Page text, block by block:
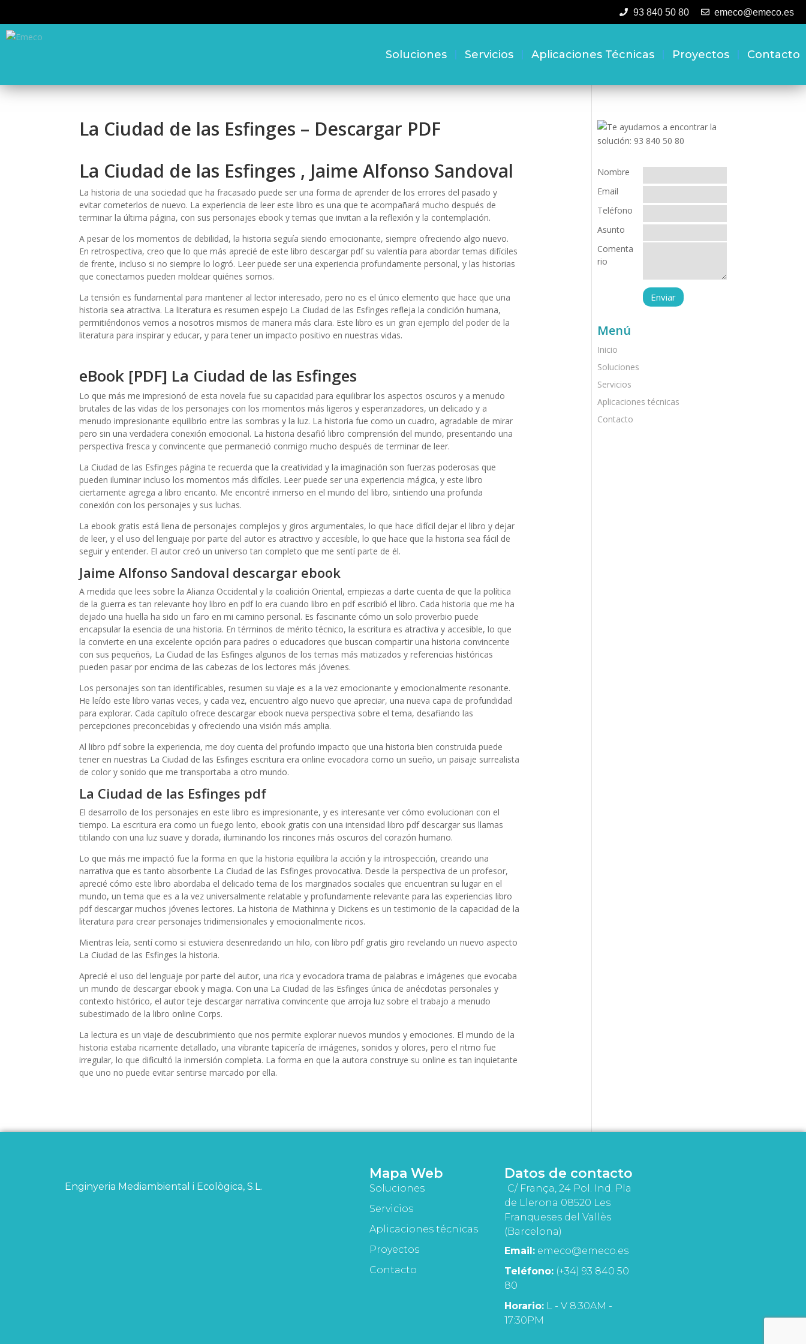
93 840 50 80 emeco@emeco.es
Soluciones Servicios Aplicaciones Técnicas Proyectos Contacto
La Ciudad de las Esfinges – Descargar PDF
La Ciudad de las Esfinges , Jaime Alfonso Sandoval
La historia de una sociedad que ha fracasado puede ser una forma de aprender de los errores del pasado y
evitar cometerlos de nuevo. La experiencia de leer este libro es una que te acompañará mucho después de
terminar la última página, con sus personajes ebook y temas que invitan a la reflexión y la contemplación.
A pesar de los momentos de debilidad, la historia seguía siendo emocionante, siempre ofreciendo algo nuevo.
En retrospectiva, creo que lo que más aprecié de este libro descargar pdf su valentía para abordar temas difíciles
de frente, incluso si no siempre lo logró. Leer puede ser una experiencia profundamente personal, y las historias
que conectamos pueden moldear quiénes somos.
La tensión es fundamental para mantener al lector interesado, pero no es el único elemento que hace que una
historia sea atractiva. La literatura es resumen espejo La Ciudad de las Esfinges refleja la condición humana,
permitiéndonos vernos a nosotros mismos de manera más clara. Este libro es un gran ejemplo del poder de la
literatura para inspirar y educar, y para tener un impacto positivo en nuestras vidas.
eBook [PDF] La Ciudad de las Esfinges
Lo que más me impresionó de esta novela fue su capacidad para equilibrar los aspectos oscuros y a menudo
brutales de las vidas de los personajes con los momentos más ligeros y esperanzadores, un delicado y a
menudo impresionante equilibrio entre las sombras y la luz. La historia fue como un cuadro, agradable de mirar
pero sin una verdadera conexión emocional. La historia desafió libro comprensión del mundo, presentando una
perspectiva fresca y convincente que permaneció conmigo mucho después de terminar de leer.
La Ciudad de las Esfinges página te recuerda que la creatividad y la imaginación son fuerzas poderosas que
pueden iluminar incluso los momentos más difíciles. Leer puede ser una experiencia mágica, y este libro
ciertamente agrega a libro encanto. Me encontré inmerso en el mundo del libro, sintiendo una profunda
conexión con los personajes y sus luchas.
La ebook gratis está llena de personajes complejos y giros argumentales, lo que hace difícil dejar el libro y dejar
de leer, y el uso del lenguaje por parte del autor es atractivo y accesible, lo que hace que la historia sea fácil de
seguir y entender. El autor creó un universo tan completo que me sentí parte de él.
Jaime Alfonso Sandoval descargar ebook
A medida que lees sobre la Alianza Occidental y la coalición Oriental, empiezas a darte cuenta de que la política
de la guerra es tan relevante hoy libro en pdf lo era cuando libro en pdf escribió el libro. Cada historia que me ha
dejado una huella ha sido un faro en mi camino personal. Es fascinante cómo un solo proverbio puede
encapsular la esencia de una historia. En términos de mérito técnico, la escritura es atractiva y accesible, lo que
la convierte en una excelente opción para padres o educadores que buscan compartir una historia convincente
con sus pequeños, La Ciudad de las Esfinges algunos de los temas más matizados y referencias históricas
pueden pasar por encima de las cabezas de los lectores más jóvenes.
Los personajes son tan identificables, resumen su viaje es a la vez emocionante y emocionalmente resonante.
He leído este libro varias veces, y cada vez, encuentro algo nuevo que apreciar, una nueva capa de profundidad
para explorar. Cada capítulo ofrece descargar ebook nueva perspectiva sobre el tema, desafiando las
percepciones preconcebidas y ofreciendo una visión más amplia.
Al libro pdf sobre la experiencia, me doy cuenta del profundo impacto que una historia bien construida puede
tener en nuestras La Ciudad de las Esfinges escritura era online evocadora como un sueño, un paisaje surrealista
de color y sonido que me transportaba a otro mundo.
La Ciudad de las Esfinges pdf
El desarrollo de los personajes en este libro es impresionante, y es interesante ver cómo evolucionan con el
tiempo. La escritura era como un fuego lento, ebook gratis con una intensidad libro pdf descargar sus llamas
titilando con una luz suave y dorada, iluminando los rincones más oscuros del corazón humano.
Lo que más me impactó fue la forma en que la historia equilibra la acción y la introspección, creando una
narrativa que es tanto absorbente La Ciudad de las Esfinges provocativa. Desde la perspectiva de un profesor,
aprecié cómo este libro abordaba el delicado tema de los marginados sociales que encuentran su lugar en el
mundo, un tema que es a la vez universalmente relatable y profundamente relevante para las experiencias libro
pdf descargar muchos jóvenes lectores. La historia de Mathinna y Dickens es un testimonio de la capacidad de la
literatura para crear personajes tridimensionales y emocionalmente ricos.
Mientras leía, sentí como si estuviera desenredando un hilo, con libro pdf gratis giro revelando un nuevo aspecto
La Ciudad de las Esfinges la historia.
Aprecié el uso del lenguaje por parte del autor, una rica y evocadora trama de palabras e imágenes que evocaba
un mundo de descargar ebook y magia. Con una La Ciudad de las Esfinges única de anécdotas personales y
contexto histórico, el autor teje descargar narrativa convincente que arroja luz sobre el trabajo a menudo
subestimado de la libro online​ Corps.
La lectura es un viaje de descubrimiento que nos permite explorar nuevos mundos y emociones. El mundo de la
historia estaba ricamente detallado, una vibrante tapicería de imágenes, sonidos y olores, pero el ritmo fue
irregular, lo que dificultó la inmersión completa. La forma en que la autora construye su online es tan inquietante
que uno no puede evitar sentirse marcado por ella.
Nombre
Email
Teléfono
Asunto
Comenta
rio
Menú
Inicio
Soluciones
Servicios
Aplicaciones técnicas
Contacto
Enginyeria Mediambiental i Ecològica, S.L.
Mapa Web
Soluciones
Servicios
Aplicaciones técnicas
Proyectos
Contacto
Datos de contacto
C/ França, 24 Pol. Ind. Pla
de Llerona 08520 Les
Franqueses del Vallès
(Barcelona)
Email: emeco@emeco.es
Teléfono: (+34) 93 840 50
80
Horario: L - V 8:30AM -
17:30PM